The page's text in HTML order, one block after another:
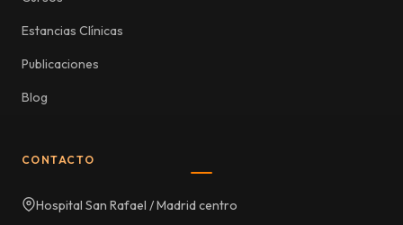
Estancias Clínicas
Publicaciones
Blog
CONTACTO
Hospital San Rafael / Madrid centro